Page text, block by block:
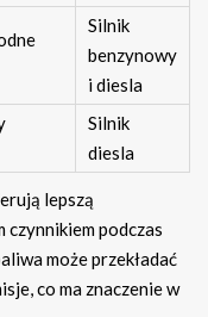
Silnik
benzynowy
i diesla
Silnik
diesla
lepszą
podczas
może przekładać
co ma znaczenie w